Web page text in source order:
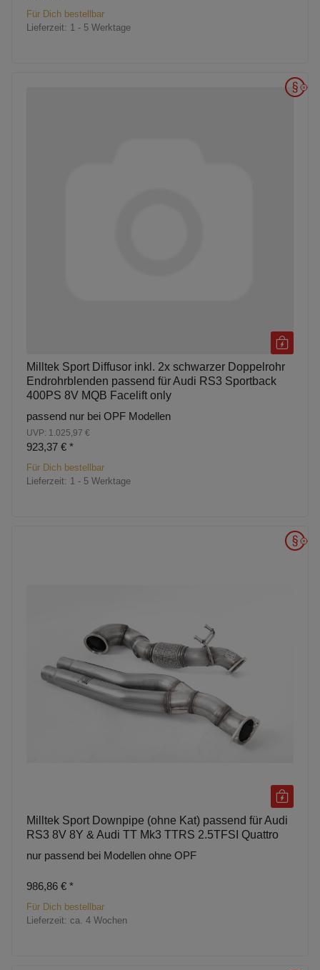
Für Dich bestellbar
Lieferzeit: 1 - 5 Werktage
Milltek Sport Diffusor inkl. 2x schwarzer Doppelrohr
Endrohrblenden passend für Audi RS3 Sportback
400PS 8V MQB Facelift only
passend nur bei OPF Modellen
UVP: 1.025,97 €
923,37 € *
Für Dich bestellbar
Lieferzeit: 1 - 5 Werktage
Milltek Sport Downpipe (ohne Kat) passend für Audi
RS3 8V 8Y & Audi TT Mk3 TTRS 2.5TFSI Quattro
nur passend bei Modellen ohne OPF
986,86 € *
Für Dich bestellbar
Lieferzeit: ca. 4 Wochen